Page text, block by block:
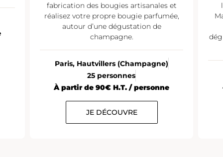
fabrication des bougies artisanales et
réalisez votre propre bougie parfumée,
autour d’une dégustation de
champagne.
Paris, Hautvillers (Champagne)
25 personnes
À partir de 90€ H.T. / personne
JE DÉCOUVRE